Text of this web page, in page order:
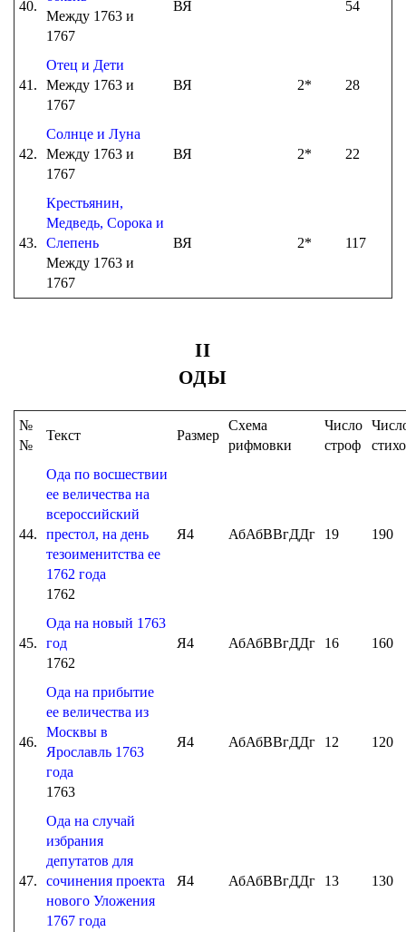
40.
Между 1763 и
1767
ВЯ 54
41.
Отец и Дети
Между 1763 и
1767
ВЯ 2* 28
42.
Солнце и Луна
Между 1763 и
1767
ВЯ 2* 22
43.
Крестьянин,
Медведь, Сорока и
Слепень
Между 1763 и
1767
ВЯ 2* 117
II
ОДЫ
№
№
Текст Размер
Схема
рифмовки
Число
строф
44.
Ода по восшествии
ее величества на
всероссийский
престол, на день
тезоименитства ее
1762 года
1762
Я4 АбАбВВгДДг 19 190
45.
Ода на новый 1763
год
1762
Я4 АбАбВВгДДг 16 160
46.
Ода на прибытие
ее величества из
Москвы в
Ярославль 1763
года
1763
Я4 АбАбВВгДДг 12 120
47.
Ода на случай
избрания
депутатов для
сочинения проекта
нового Уложения
1767 года
Я4 АбАбВВгДДг 13 130